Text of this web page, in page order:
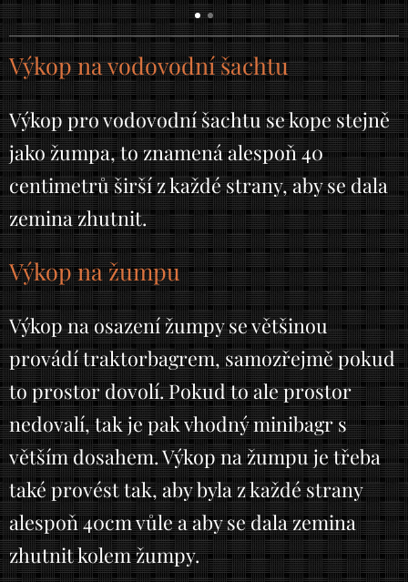
Výkop na vodovodní šachtu
Výkop pro vodovodní šachtu se kope stejně
jako žumpa, to znamená alespoň 40
centimetrů širší z každé strany, aby se dala
zemina zhutnit.
Výkop na žumpu
Výkop na osazení žumpy se většinou
provádí traktorbagrem, samozřejmě pokud
to prostor dovolí. Pokud to ale prostor
nedovalí, tak je pak vhodný minibagr s
větším dosahem. Výkop na žumpu je třeba
také provést tak, aby byla z každé strany
alespoň 40cm vůle a aby se dala zemina
zhutnit kolem žumpy.